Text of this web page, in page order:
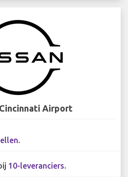
Airport
.
10-leveranciers.